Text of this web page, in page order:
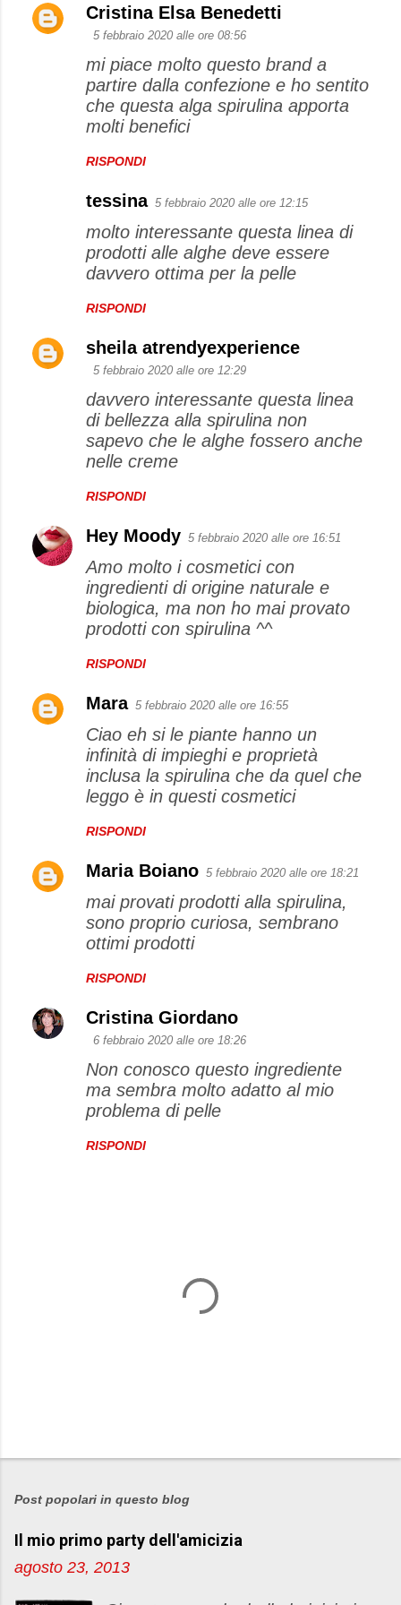
t
Cristina Elsa Benedetti
5 febbraio 2020 alle ore 08:56
mi piace molto questo brand a
partire dalla confezione e ho sentito
che questa alga spirulina apporta
molti benefici
RISPONDI
tessina 5 febbraio 2020 alle ore 12:15
molto interessante questa linea di
prodotti alle alghe deve essere
davvero ottima per la pelle
RISPONDI
sheila atrendyexperience
5 febbraio 2020 alle ore 12:29
davvero interessante questa linea
di bellezza alla spirulina non
sapevo che le alghe fossero anche
nelle creme
RISPONDI
Hey Moody 5 febbraio 2020 alle ore 16:51
Amo molto i cosmetici con
ingredienti di origine naturale e
biologica, ma non ho mai provato
prodotti con spirulina ^^
RISPONDI
Mara 5 febbraio 2020 alle ore 16:55
Ciao eh si le piante hanno un
infinità di impieghi e proprietà
inclusa la spirulina che da quel che
leggo è in questi cosmetici
RISPONDI
Maria Boiano 5 febbraio 2020 alle ore 18:21
mai provati prodotti alla spirulina,
sono proprio curiosa, sembrano
ottimi prodotti
RISPONDI
Cristina Giordano
6 febbraio 2020 alle ore 18:26
Non conosco questo ingrediente
ma sembra molto adatto al mio
problema di pelle
RISPONDI
P
s
a
u
Post popolari in questo blog
Il mio primo party dell'amicizia
agosto 23, 2013